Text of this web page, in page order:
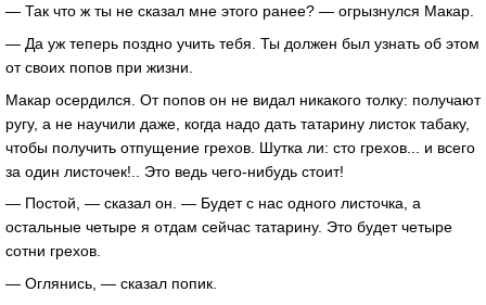
— Так что ж ты не сказал мне этого ранее? — огрызнулся Макар.
— Да уж теперь поздно учить тебя. Ты должен был узнать об этом
от своих попов при жизни.
Макар осердился. От попов он не видал никакого толку: получают
ругу, а не научили даже, когда надо дать татарину листок табаку,
чтобы получить отпущение грехов. Шутка ли: сто грехов... и всего
за один листочек!.. Это ведь чего-нибудь стоит!
— Постой, — сказал он. — Будет с нас одного листочка, а
остальные четыре я отдам сейчас татарину. Это будет четыре
сотни грехов.
— Оглянись, — сказал попик.